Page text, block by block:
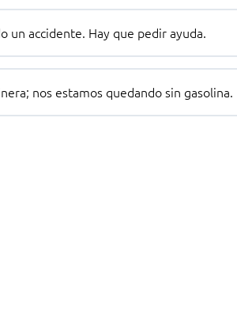
un accidente. Hay que pedir ayuda.
nos estamos quedando sin gasolina.